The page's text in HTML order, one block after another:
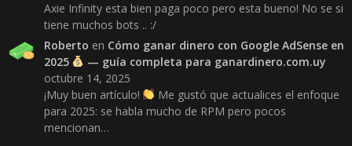
Axie Infinity esta bien paga poco pero esta bueno! No se si
tiene muchos bots .. :/
Roberto en Cómo ganar dinero con Google AdSense en
2025
— guía completa para ganardinero.com.uy
octubre 14, 2025
¡Muy buen artículo!
Me gustó que actualices el enfoque
para 2025: se habla mucho de RPM pero pocos
mencionan…